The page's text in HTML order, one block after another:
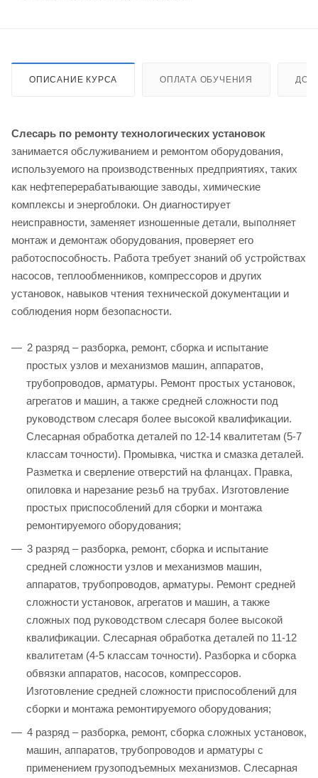
ОПИСАНИЕ КУРСА ОПЛАТА ОБУЧЕНИЯ
Слесарь по ремонту технологических установок
занимается обслуживанием и ремонтом оборудования,
используемого на производственных предприятиях, таких
как нефтеперерабатывающие заводы, химические
комплексы и энергоблоки. Он диагностирует
неисправности, заменяет изношенные детали, выполняет
монтаж и демонтаж оборудования, проверяет его
работоспособность. Работа требует знаний об устройствах
насосов, теплообменников, компрессоров и других
установок, навыков чтения технической документации и
соблюдения норм безопасности.
2 разряд – разборка, ремонт, сборка и испытание
простых узлов и механизмов машин, аппаратов,
трубопроводов, арматуры. Ремонт простых установок,
агрегатов и машин, а также средней сложности под
руководством слесаря более высокой квалификации.
Слесарная обработка деталей по 12-14 квалитетам (5-7
классам точности). Промывка, чистка и смазка деталей.
Разметка и сверление отверстий на фланцах. Правка,
опиловка и нарезание резьб на трубах. Изготовление
простых приспособлений для сборки и монтажа
ремонтируемого оборудования;
3 разряд – разборка, ремонт, сборка и испытание
средней сложности узлов и механизмов машин,
аппаратов, трубопроводов, арматуры. Ремонт средней
сложности установок, агрегатов и машин, а также
сложных под руководством слесаря более высокой
квалификации. Слесарная обработка деталей по 11-12
квалитетам (4-5 классам точности). Разборка и сборка
обвязки аппаратов, насосов, компрессоров.
Изготовление средней сложности приспособлений для
сборки и монтажа ремонтируемого оборудования;
4 разряд – разборка, ремонт, сборка сложных установок,
машин, аппаратов, трубопроводов и арматуры с
применением грузоподъемных механизмов. Слесарная